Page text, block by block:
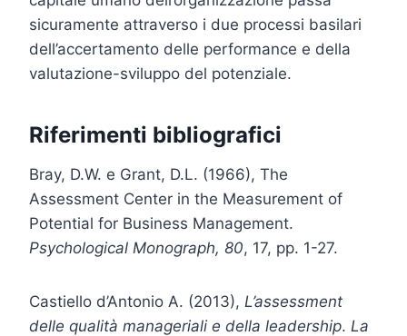
sicuramente attraverso i due processi basilari
dell’accertamento delle performance e della
valutazione-sviluppo del potenziale.
Riferimenti bibliografici
Bray, D.W. e Grant, D.L. (1966), The
Assessment Center in the Measurement of
Potential for Business Management.
Psychological Monograph, 80, 17, pp. 1-27.
Castiello d’Antonio A. (2013), L’assessment
delle qualità manageriali e della leadership. La